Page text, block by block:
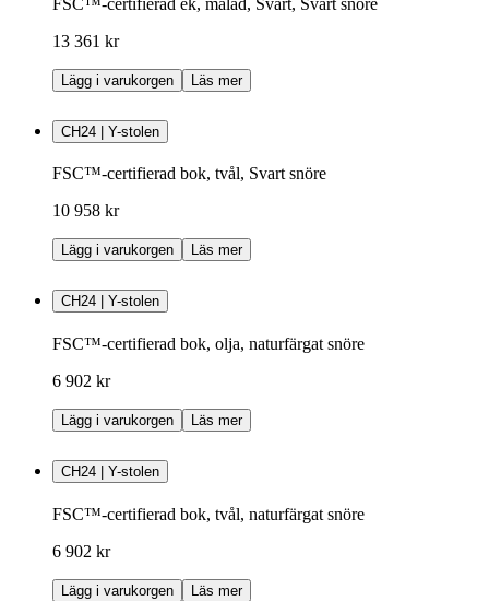
13 361 kr
Lägg i varukorgen Läs mer
CH24 | Y-stolen
FSC™-certifierad bok, tvål, Svart snöre
10 958 kr
Lägg i varukorgen Läs mer
CH24 | Y-stolen
FSC™-certifierad bok, olja, naturfärgat snöre
6 902 kr
Lägg i varukorgen Läs mer
CH24 | Y-stolen
FSC™-certifierad bok, tvål, naturfärgat snöre
6 902 kr
Lägg i varukorgen Läs mer